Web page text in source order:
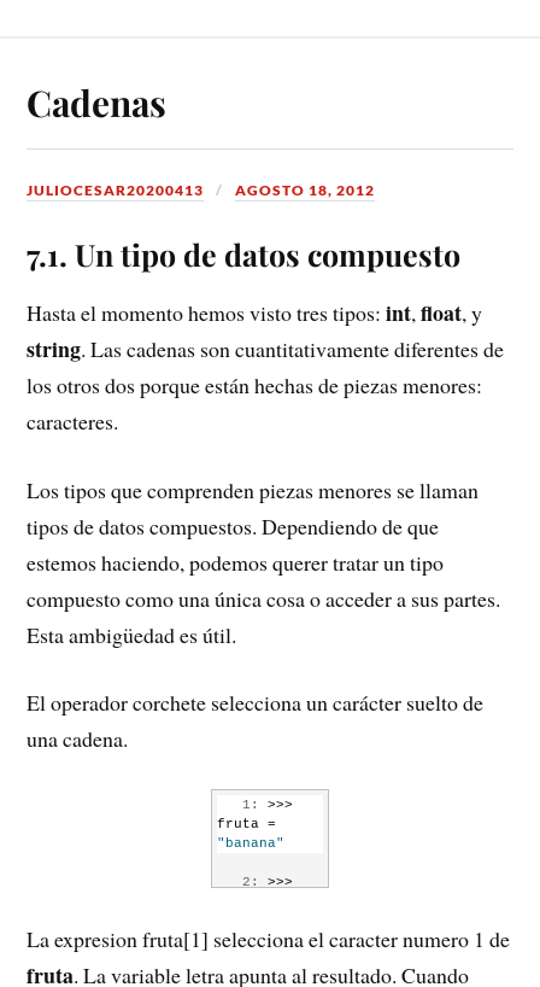
Cadenas
JULIOCESAR20200413 AGOSTO 18, 2012
7.1. Un tipo de datos compuesto
Hasta el momento hemos visto tres tipos:int,float, y
string. Las cadenas son cuantitativamente diferentes de
los otros dos porque están hechas de piezas menores:
caracteres.
Los tipos que comprenden piezas menores se llaman
tipos de datos compuestos. Dependiendo de que
estemos haciendo, podemos querer tratar un tipo
compuesto como una única cosa o acceder a sus partes.
Esta ambigüedad es útil.
El operador corchete selecciona un carácter suelto de
una cadena.
   1:
>>>
"banana"
   2:
>>>
La expresion fruta[1] selecciona el caracter numero 1 de
fruta. La variable letra apunta al resultado. Cuando